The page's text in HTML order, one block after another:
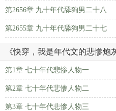
第2656章 九十年代舔狗男二十八
第2655章 九十年代舔狗男二十七
《快穿，我是年代文的悲惨炮
第1章 七十年代悲惨人物一
第2章 七十年代悲惨人物二
第3章 七十年代悲惨人物三